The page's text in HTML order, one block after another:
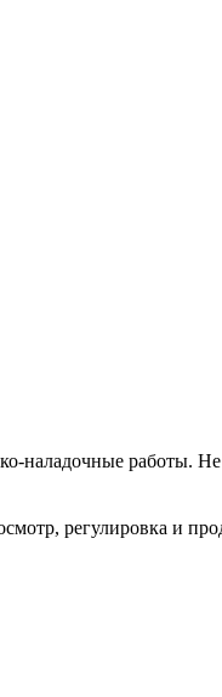
наладочные работы.
регулировка и